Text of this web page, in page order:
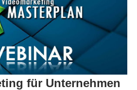
für Unternehmen